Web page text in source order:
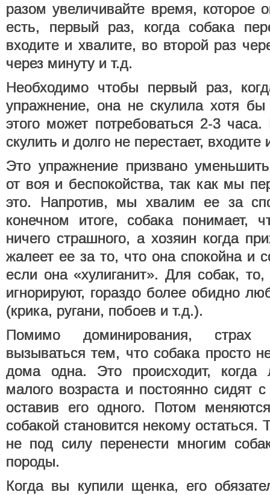
разом увеличивайте время, которое
есть, первый раз, когда собака
входите и хвалите, во второй раз
через минуту и т.д.
Необходимо чтобы первый раз,
упражнение, она не скулила хотя
этого может потребоваться 2-3
скулить и долго не перестает, входите
Это упражнение призвано
от воя и беспокойства, так как мы
это. Напротив, мы хвалим ее за
конечном итоге, собака понимает,
ничего страшного, а хозяин когда
жалеет ее за то, что она спокойна и
если она «хулиганит». Для собак,
игнорируют, гораздо более обидно
(крика, ругани, побоев и т.д.).
Помимо доминирования, страх
вызываться тем, что собака просто
дома одна. Это происходит,
малого возраста и постоянно сидят
оставив его одного. Потом
собакой становится некому остаться.
не под силу перенести многим
породы.
Когда вы купили щенка, его